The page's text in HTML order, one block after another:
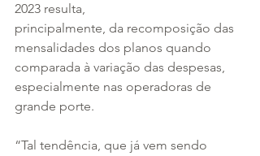
2023 resulta,
principalmente, da recomposição das
mensalidades dos planos quando
comparada à variação das despesas,
especialmente nas operadoras de
grande porte.
“Tal tendência, que já vem sendo